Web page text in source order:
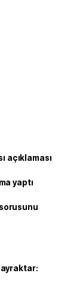
açıklaması
yaptı